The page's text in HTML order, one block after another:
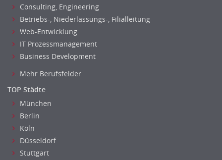
Consulting, Engineering
Betriebs-, Niederlassungs-, Filialleitung
Web-Entwicklung
IT Prozessmanagement
Business Development
Mehr Berufsfelder
TOP Städte
München
Berlin
Köln
Düsseldorf
Stuttgart